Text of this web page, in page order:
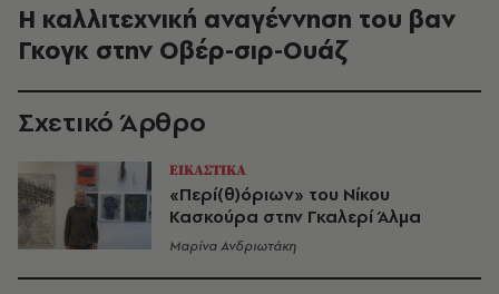
Η καλλιτεχνική αναγέννηση του βαν
Γκογκ στην Οβέρ-σιρ-Ουάζ
Σχετικό Άρθρο
ΕΙΚΑΣΤΙΚΑ
«Περί(θ)όριων» του Νίκου
Κασκούρα στην Γκαλερί Άλμα
Μαρίνα Ανδριωτάκη